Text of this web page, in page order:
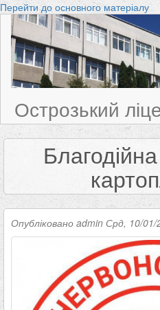
Перейти до основного матеріалу
Острозький
Опубліковано admin Срд, 10/01/